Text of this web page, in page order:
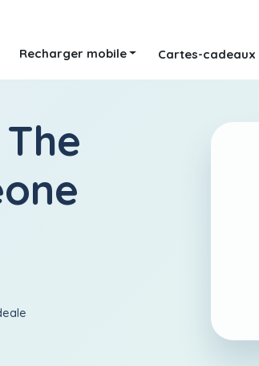
Recharger mobile Cartes-cadeaux